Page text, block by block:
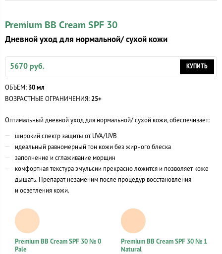
Premium BB Cream SPF 30
Дневной уход для нормальной/ сухой кожи
5670 руб. КУПИТЬ
ОБЪЕМ: 30 мл
ВОЗРАСТНЫЕ ОГРАНИЧЕНИЯ: 25+
Оптимальный дневной уход для нормальной/ сухой кожи, обеспечивает:
широкий спектр защиты от UVA/UVB
идеальный равномерный тон кожи без жирного блеска
заполнение и сглаживание морщин
комфортная текстура эмульсии прекрасно ложится и позволяет коже
дышать. Препарат незаменим после процедур восстановления
и осветления кожи.
Premium BB Cream SPF 30 № 0
Pale
Premium BB Cream SPF 30 № 1
Natural